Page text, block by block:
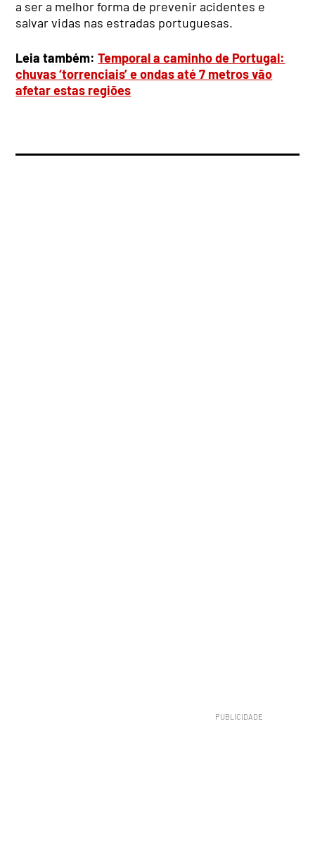
a ser a melhor forma de prevenir acidentes e
salvar vidas nas estradas portuguesas.
Leia também:Temporal a caminho de Portugal:
chuvas ‘torrenciais’ e ondas até 7 metros vão
afetar estas regiões